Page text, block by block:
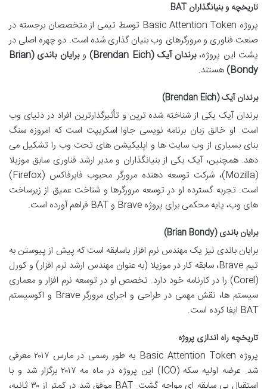
تاریخچه و بنیانگذاران BAT
پروژه Basic Attention Token توسط تیمی از متخصصان برجسته در
صنعت فناوری و مرورگرهای وب بنیان گذاری شده است. دو چهره اصلی در
پشت این پروژه،برندان آیک (Brendan Eich) و
برایان باندی (Brian
Bondy) هستند.
برندان آیک (Brendan Eich)
برندان آیک یکی از شناخته شده ترین و تأثیرگذارترین افراد در دنیای وب
است. او خالق زبان برنامه نویسی جاوا اسکریپت است که امروزه سنگ
بنای بسیاری از وب سایت ها و اپلیکیشن های تحت وب را تشکیل می
دهد. همچنین، آیک یکی از بنیانگذاران و مدیر ارشد فناوری سابق موزیلا
(Mozilla)، شرکت توسعه دهنده مرورگر محبوب فایرفاکس (Firefox)
است. تجربه گسترده او در توسعه مرورگرها و شناخت عمیق از زیرساخت
های وب، پایه محکمی برای پروژه Brave و BAT فراهم آورده است.
برایان باندی (Brian Bondy)
برایان باندی نیز یک مهندس نرم افزار باسابقه است که پیش از پیوستن به
تیم Brave، سابقه کار در موزیلا (به عنوان مهندس ارشد نرم افزار) و کورل
(Corel) را در کارنامه خود دارد. تخصص او در توسعه نرم افزار و معماری
سیستم ها، نقش مهمی در طراحی و اجرای مرورگر Brave و اکوسیستم
BAT ایفا کرده است.
تاریخچه راه اندازی پروژه
پروژه Basic Attention Token به طور رسمی در مارس ۲۰۱۷ معرفی
شد. عرضه اولیه سکه (ICO) این پروژه در ماه مه ۲۰۱۷ برگزار شد و با
استقبال بی سابقه ای مواجه گشت. BAT موفق شد در کمتر از ۳۰ ثانیه،